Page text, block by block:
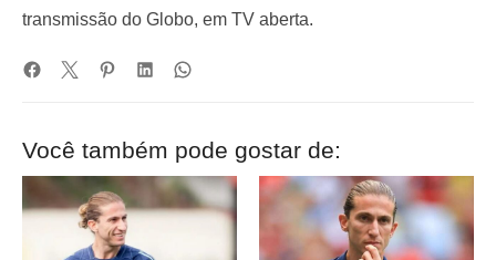
transmissão do Globo, em TV aberta.
Você também pode gostar de: